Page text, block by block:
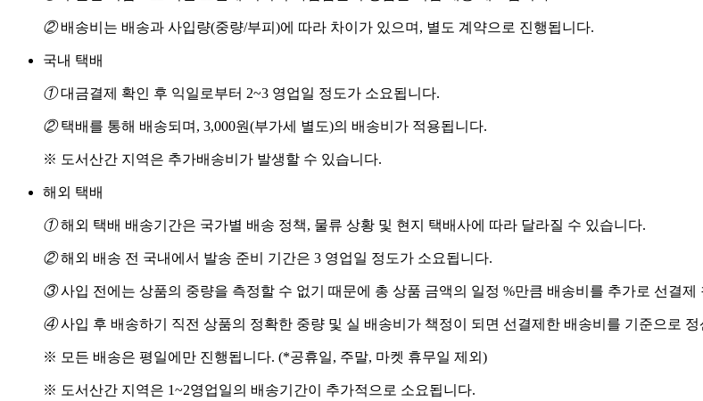
②배송비는 배송과 사입량(중량/부피)에 따라 차이가 있으며, 별도 계약으로 진행됩니다.
국내 택배
①대금결제 확인 후 익일로부터 2~3 영업일 정도가 소요됩니다.
②택배를 통해 배송되며, 3,000원(부가세 별도)의 배송비가 적용됩니다.
※ 도서산간 지역은 추가배송비가 발생할 수 있습니다.
해외 택배
①해외 택배 배송기간은 국가별 배송 정책, 물류 상황 및 현지 택배사에 따라 달라질 수 있습니다.
②해외 배송 전 국내에서 발송 준비 기간은 3 영업일 정도가 소요됩니다.
③사입 전에는 상품의 중량을 측정할 수 없기 때문에 총 상품 금액의 일정 %만큼 배송비를 추가로 선결제
④사입 후 배송하기 직전 상품의 정확한 중량 및 실 배송비가 책정이 되면 선결제한 배송비를 기준으로 정
※ 모든 배송은 평일에만 진행됩니다. (*공휴일, 주말, 마켓 휴무일 제외)
※ 도서산간 지역은 1~2영업일의 배송기간이 추가적으로 소요됩니다.